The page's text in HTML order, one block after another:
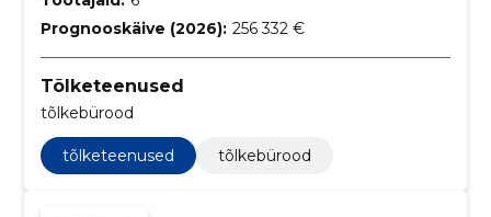
Prognooskäive (2026): 256 332 €
Tõlketeenused
tõlkebürood
tõlketeenused tõlkebürood